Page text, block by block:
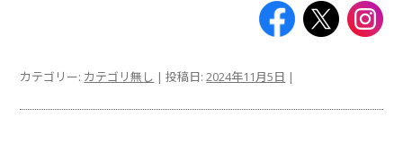
カテゴリー: カテゴリ無し | 投稿日:2024年11月5日 |